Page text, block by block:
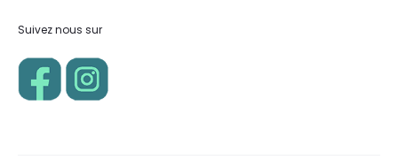
Suivez nous sur